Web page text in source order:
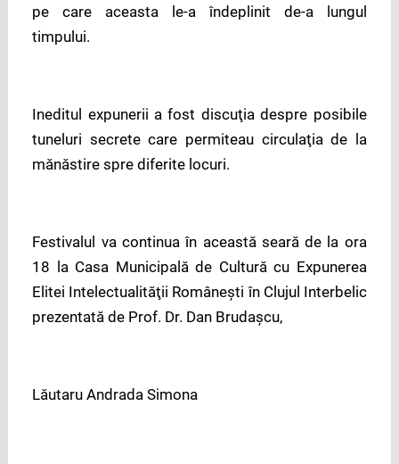
pe care aceasta le-a îndeplinit de-a lungul
timpului.
Ineditul expunerii a fost discuţia despre posibile
tuneluri secrete care permiteau circulaţia de la
mănăstire spre diferite locuri.
Festivalul va continua în această seară de la ora
18 la Casa Municipală de Cultură cu Expunerea
Elitei Intelectualităţii Româneşti în Clujul Interbelic
prezentată de Prof. Dr. Dan Brudaşcu,
Lăutaru Andrada Simona